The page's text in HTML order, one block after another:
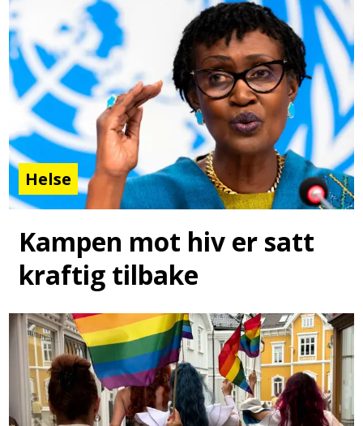
Helse
Kampen mot hiv er satt
kraftig tilbake